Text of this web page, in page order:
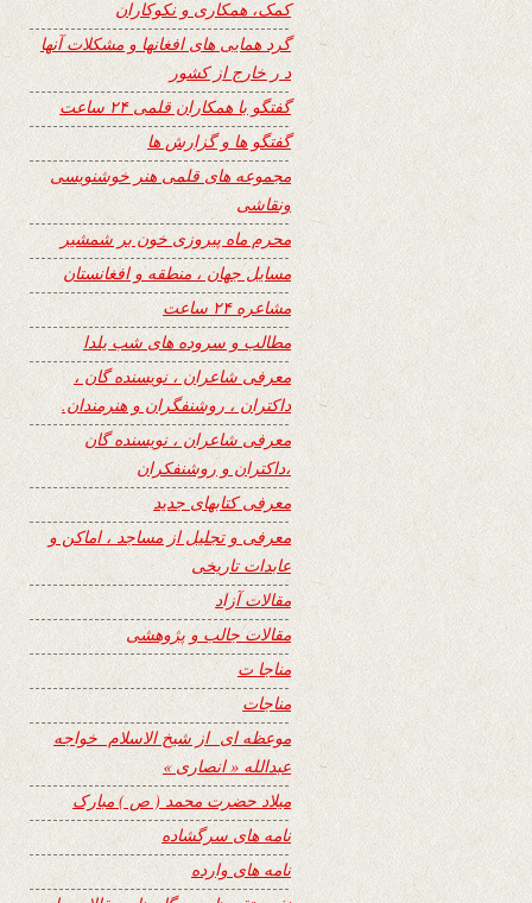
کمک، همکاری و نکوکاران
گرد همایی های افغانها و مشکلات آنها
د ر خارج از کشور
گفتگو با همکاران قلمی ۲۴ ساعت
گفتگو ها و گزارش ها
مجموعه های قلمی هنر خوشنویسی
ونقاشی
محرم ماه پیروزی خون بر شمشیر
مسایل جهان ، منطقه و افغانستان
مشاعره ۲۴ ساعت
مطالب و سروده های شب یلدا
معرفی شاعران ، نویسنده گان ،
داکتران ، روشنفگران و هنرمندان.
معرفی شاعران ، نویسنده گان
،داکتران و روشنفکران
معرفی کتابهای جدید
معرفی و تجلیل از مساجد ، اماکن و
عابدات تاریخی
مقالات آزاد
مقالات جالب و پژوهشی
مناجا ت
مناجات
موعظه ای از شیخ الاسلام خواجه
عبدالله « انصاری »
میلاد حضرت محمد ( ص ) مبارک
نامه های سرگشاده
نامه های وارده